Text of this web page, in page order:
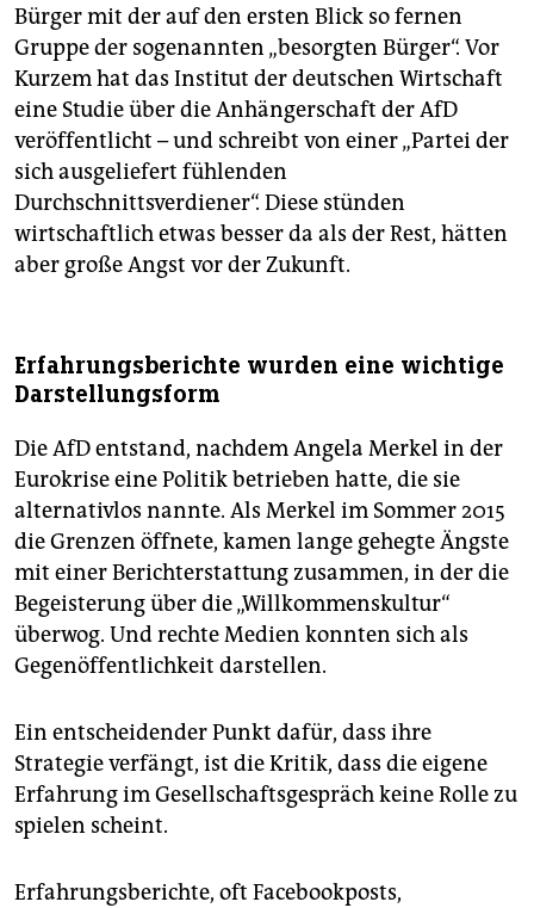
Bürger mit der auf den ersten Blick so fernen
Gruppe der sogenannten „besorgten Bürger“. Vor
Kurzem hat das Institut der deutschen Wirtschaft
eine Studie über die Anhängerschaft der AfD
veröffentlicht – und schreibt von einer „Partei der
sich ausgeliefert fühlenden
Durchschnittsverdiener“. Diese stünden
wirtschaftlich etwas besser da als der Rest, hätten
aber große Angst vor der Zukunft.
Erfahrungsberichte wurden eine wichtige
Darstellungsform
Die AfD entstand, nachdem Angela Merkel in der
Eurokrise eine Politik betrieben hatte, die sie
alternativlos nannte. Als Merkel im Sommer 2015
die Grenzen öffnete, kamen lange gehegte Ängste
mit einer Berichterstattung zusammen, in der die
Begeisterung über die „Willkommenskultur“
überwog. Und rechte Medien konnten sich als
Gegenöffentlichkeit darstellen.
Ein entscheidender Punkt dafür, dass ihre
Strategie verfängt, ist die Kritik, dass die eigene
Erfahrung im Gesellschaftsgespräch keine Rolle zu
spielen scheint.
Erfahrungsberichte, oft Facebookposts,